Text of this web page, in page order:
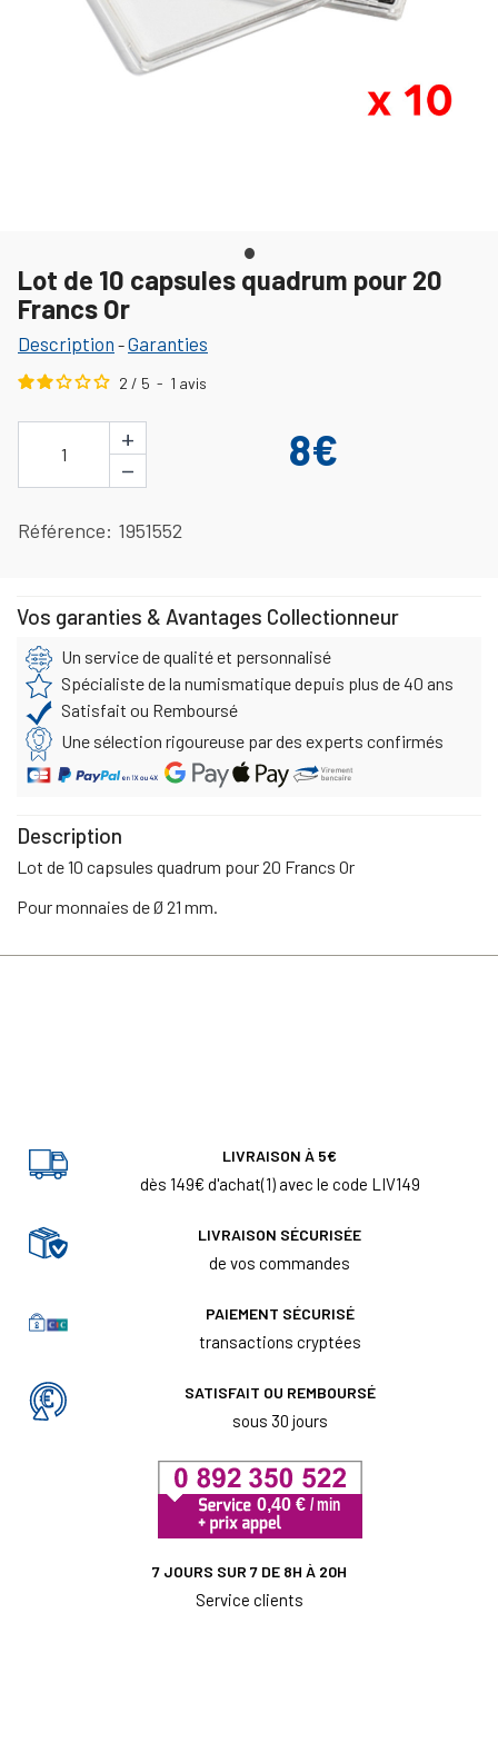
Lot de 10 capsules quadrum pour 20
Francs Or
Description -Garanties
2 / 5 - 1 avis
1
+
−
8€
Référence 1951552
Vos garanties & Avantages Collectionneur
Un service de qualité et personnalisé
Spécialiste de la numismatique depuis plus de 40 ans
Satisfait ou Remboursé
Une sélection rigoureuse par des experts confirmés
Description
Lot de 10 capsules quadrum pour 20 Francs Or
Pour monnaies de Ø 21 mm.
LIVRAISON À 5€
dès 149€ d'achat(1) avec le code LIV149
LIVRAISON SÉCURISÉE
de vos commandes
PAIEMENT SÉCURISÉ
transactions cryptées
SATISFAIT OU REMBOURSÉ
sous 30 jours
7 JOURS SUR 7 DE 8H À 20H
Service clients